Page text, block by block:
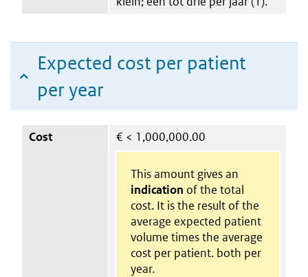
Expected cost per patient
per year
Cost € < 1,000,000.00
This amount gives an
indication of the total
cost. It is the result of the
average expected patient
volume times the average
cost per patient. both per
year.